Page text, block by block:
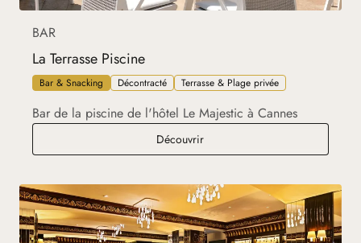
BAR
La Terrasse Piscine
Bar & Snacking Décontracté Terrasse & Plage privée
Bar de la piscine de l'hôtel Le Majestic à Cannes
DécouvrirLa Terrasse Piscine